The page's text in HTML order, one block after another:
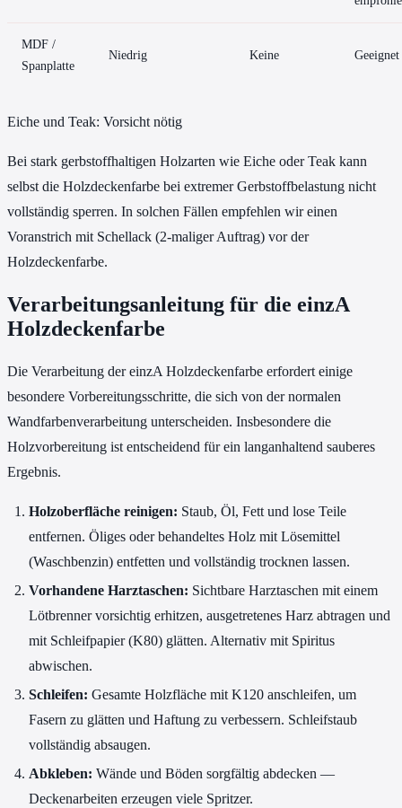
MDF /
Spanplatte
Niedrig Keine Geeignet
Eiche und Teak: Vorsicht nötig
Bei stark gerbstoffhaltigen Holzarten wie Eiche oder Teak kann
selbst die Holzdeckenfarbe bei extremer Gerbstoffbelastung nicht
vollständig sperren. In solchen Fällen empfehlen wir einen
Voranstrich mit Schellack (2-maliger Auftrag) vor der
Holzdeckenfarbe.
Verarbeitungsanleitung für die einzA
Holzdeckenfarbe
Die Verarbeitung der einzA Holzdeckenfarbe erfordert einige
besondere Vorbereitungsschritte, die sich von der normalen
Wandfarbenverarbeitung unterscheiden. Insbesondere die
Holzvorbereitung ist entscheidend für ein langanhaltend sauberes
Ergebnis.
Holzoberfläche reinigen: Staub, Öl, Fett und lose Teile
entfernen. Öliges oder behandeltes Holz mit Lösemittel
(Waschbenzin) entfetten und vollständig trocknen lassen.
Vorhandene Harztaschen: Sichtbare Harztaschen mit einem
Lötbrenner vorsichtig erhitzen, ausgetretenes Harz abtragen und
mit Schleifpapier (K80) glätten. Alternativ mit Spiritus
abwischen.
Schleifen: Gesamte Holzfläche mit K120 anschleifen, um
Fasern zu glätten und Haftung zu verbessern. Schleifstaub
vollständig absaugen.
Abkleben: Wände und Böden sorgfältig abdecken —
Deckenarbeiten erzeugen viele Spritzer.